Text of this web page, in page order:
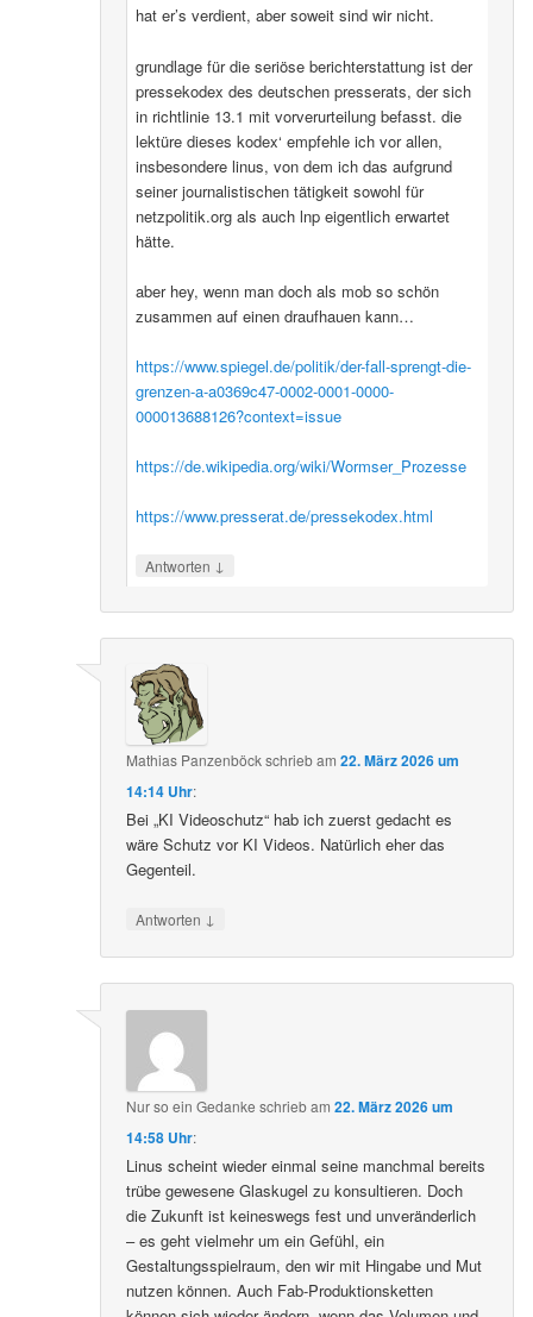
hat er’s verdient, aber soweit sind wir nicht.
grundlage für die seriöse berichterstattung ist der
pressekodex des deutschen presserats, der sich
in richtlinie 13.1 mit vorverurteilung befasst. die
lektüre dieses kodex‘ empfehle ich vor allen,
insbesondere linus, von dem ich das aufgrund
seiner journalistischen tätigkeit sowohl für
netzpolitik.org als auch lnp eigentlich erwartet
hätte.
aber hey, wenn man doch als mob so schön
zusammen auf einen draufhauen kann…
https://www.spiegel.de/politik/der-fall-sprengt-die-
grenzen-a-a0369c47-0002-0001-0000-
000013688126?context=issue
https://de.wikipedia.org/wiki/Wormser_Prozesse
https://www.presserat.de/pressekodex.html
Antworten ↓
Mathias Panzenböckschriebam22. März 2026 um
14:14 Uhr:
Bei „KI Videoschutz“ hab ich zuerst gedacht es
wäre Schutz vor KI Videos. Natürlich eher das
Gegenteil.
Antworten ↓
Nur so ein Gedanke schriebam22. März 2026 um
14:58 Uhr:
Linus scheint wieder einmal seine manchmal bereits
trübe gewesene Glaskugel zu konsultieren. Doch
die Zukunft ist keineswegs fest und unveränderlich
– es geht vielmehr um ein Gefühl, ein
Gestaltungsspielraum, den wir mit Hingabe und Mut
nutzen können. Auch Fab-Produktionsketten